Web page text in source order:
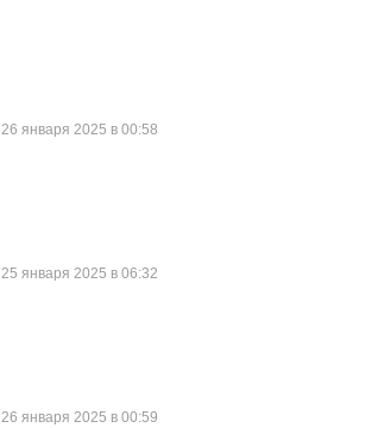
26 января 2025 в 00:58
25 января 2025 в 06:32
26 января 2025 в 00:59